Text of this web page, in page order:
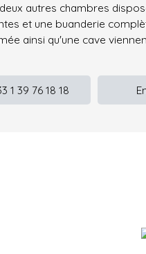
autres chambres
et une buanderie
ainsi qu'une cave
1 39 76 18 18